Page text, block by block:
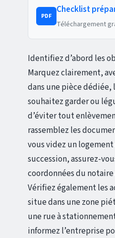
PDF
Checklist
Téléchargement
Identifiez d’abord les
Marquez clairement,
dans une pièce dédiée,
souhaitez garder ou
d’éviter tout
rassemblez les
vous videz un logement
succession, assurez-
coordonnées du
Vérifiez également les
situe dans une zone
une rue à
informez l’entreprise